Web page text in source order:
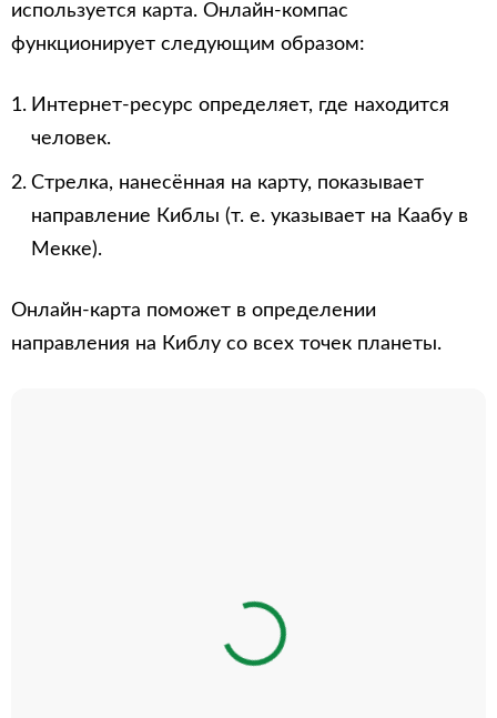
используется карта. Онлайн-компас
функционирует следующим образом:
Интернет-ресурс определяет, где находится
человек.
Стрелка, нанесённая на карту, показывает
направление Киблы (т. е. указывает на Каабу в
Мекке).
Онлайн-карта поможет в определении
направления на Киблу со всех точек планеты.